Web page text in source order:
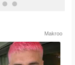
Makroo